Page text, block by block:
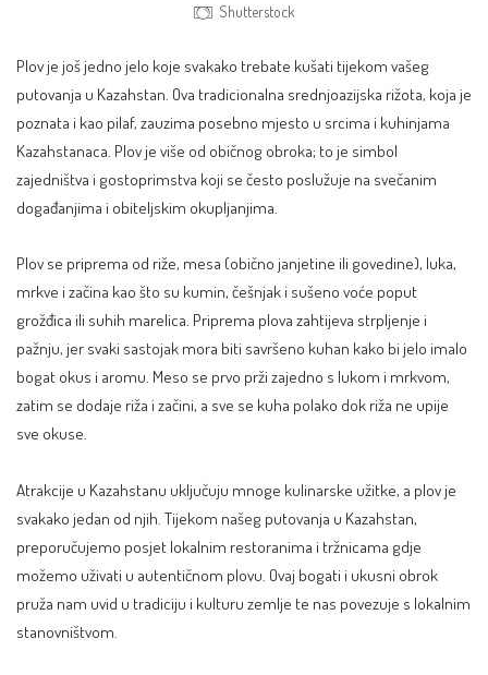
Shutterstock
Plov je još jedno jelo koje svakako trebate kušati tijekom vašeg
putovanja u Kazahstan. Ova tradicionalna srednjoazijska rižota, koja je
poznata i kao pilaf, zauzima posebno mjesto u srcima i kuhinjama
Kazahstanaca. Plov je više od običnog obroka; to je simbol
zajedništva i gostoprimstva koji se često poslužuje na svečanim
događanjima i obiteljskim okupljanjima.
Plov se priprema od riže, mesa (obično janjetine ili govedine), luka,
mrkve i začina kao što su kumin, češnjak i sušeno voće poput
grožđica ili suhih marelica. Priprema plova zahtijeva strpljenje i
pažnju, jer svaki sastojak mora biti savršeno kuhan kako bi jelo imalo
bogat okus i aromu. Meso se prvo prži zajedno s lukom i mrkvom,
zatim se dodaje riža i začini, a sve se kuha polako dok riža ne upije
sve okuse.
Atrakcije u Kazahstanu uključuju mnoge kulinarske užitke, a plov je
svakako jedan od njih. Tijekom našeg putovanja u Kazahstan,
preporučujemo posjet lokalnim restoranima i tržnicama gdje
možemo uživati u autentičnom plovu. Ovaj bogati i ukusni obrok
pruža nam uvid u tradiciju i kulturu zemlje te nas povezuje s lokalnim
stanovništvom.